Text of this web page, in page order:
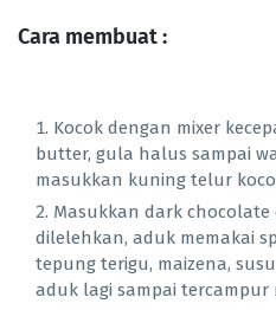
Cara membuat :
Kocok dengan mixer
butter, gula halus sampai
masukkan kuning telur
Masukkan dark chocolate
dilelehkan, aduk memakai
tepung terigu, maizena,
aduk lagi sampai tercampur